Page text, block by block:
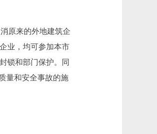
原来的外地建筑企
业，均可参加本市
锁和部门保护。同
量和安全事故的施